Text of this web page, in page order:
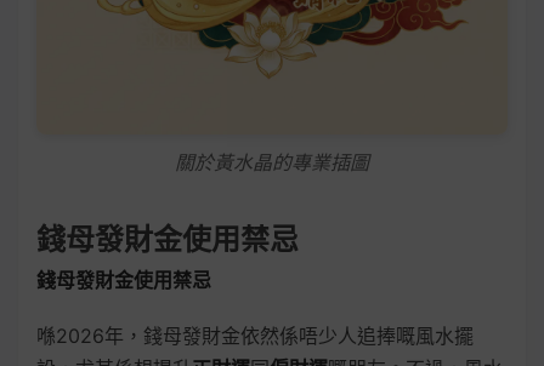
關於黃水晶的專業插圖
錢母發財金使用禁忌
錢母發財金使用禁忌
喺2026年，錢母發財金依然係唔少人追捧嘅風水擺